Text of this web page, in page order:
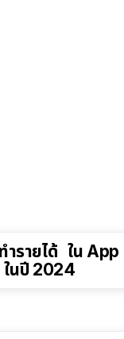
รายได้ ใน App
ในปี 2024